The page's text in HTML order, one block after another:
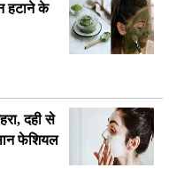
हटाने के
दही से
फेशियल